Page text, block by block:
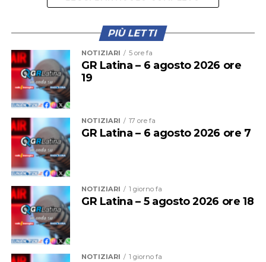
PIÙ LETTI
NOTIZIARI 5 ore fa
GR Latina – 6 agosto 2026 ore
19
NOTIZIARI 17 ore fa
GR Latina – 6 agosto 2026 ore 7
NOTIZIARI 1 giorno fa
GR Latina – 5 agosto 2026 ore 18
NOTIZIARI 1 giorno fa